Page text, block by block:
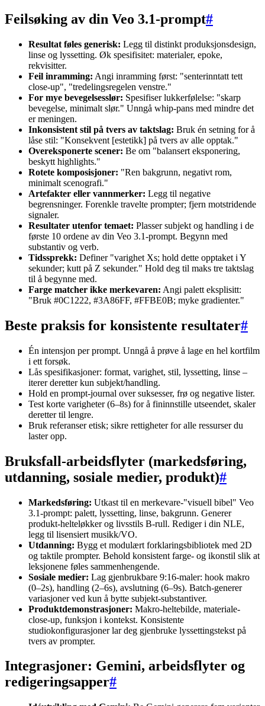
Feilsøking av din Veo 3.1-prompt#
Resultat føles generisk: Legg til distinkt produksjonsdesign,
linse og lyssetting. Øk spesifisitet: materialer, epoke,
rekvisitter.
Feil inramming: Angi inramming først: "senterinntatt tett
close-up", "tredelingsregelen venstre."
For mye bevegelsesslør: Spesifiser lukkerfølelse: "skarp
bevegelse, minimalt slør." Unngå whip-pans med mindre det
er meningen.
Inkonsistent stil på tvers av taktslag: Bruk én setning for å
låse stil: "Konsekvent [estetikk] på tvers av alle opptak."
Overeksponerte scener: Be om "balansert eksponering,
beskytt highlights."
Rotete komposisjoner: "Ren bakgrunn, negativt rom,
minimalt scenografi."
Artefakter eller vannmerker: Legg til negative
begrensninger. Forenkle travelte prompter; fjern motstridende
signaler.
Resultater utenfor temaet: Plasser subjekt og handling i de
første 10 ordene av din Veo 3.1-prompt. Begynn med
substantiv og verb.
Tidssprekk: Definer "varighet Xs; hold dette opptaket i Y
sekunder; kutt på Z sekunder." Hold deg til maks tre taktslag
til å begynne med.
Farge matcher ikke merkevaren: Angi palett eksplisitt:
"Bruk #0C1222, #3A86FF, #FFBE0B; myke gradienter."
Beste praksis for konsistente resultater#
Én intensjon per prompt. Unngå å prøve å lage en hel kortfilm
i ett forsøk.
Lås spesifikasjoner: format, varighet, stil, lyssetting, linse –
iterer deretter kun subjekt/handling.
Hold en prompt-journal over suksesser, frø og negative lister.
Test korte varigheter (6–8s) for å fininnstille utseendet, skaler
deretter til lengre.
Bruk referanser etisk; sikre rettigheter for alle ressurser du
laster opp.
Bruksfall-arbeidsflyter (markedsføring,
utdanning, sosiale medier, produkt)#
Markedsføring: Utkast til en merkevare-"visuell bibel" Veo
3.1-prompt: palett, lyssetting, linse, bakgrunn. Generer
produkt-helteløkker og livsstils B-rull. Rediger i din NLE,
legg til lisensiert musikk/VO.
Utdanning: Bygg et modulært forklaringsbibliotek med 2D
og taktile prompter. Behold konsistent farge- og ikonstil slik at
leksjonene føles sammenhengende.
Sosiale medier: Lag gjenbrukbare 9:16-maler: hook makro
(0–2s), handling (2–6s), avslutning (6–9s). Batch-generer
variasjoner ved kun å bytte subjekt-substantiver.
Produktdemonstrasjoner: Makro-heltebilde, materiale-
close-up, funksjon i kontekst. Konsistente
studiokonfigurasjoner lar deg gjenbruke lyssettingstekst på
tvers av prompter.
Integrasjoner: Gemini, arbeidsflyter og
redigeringsapper#